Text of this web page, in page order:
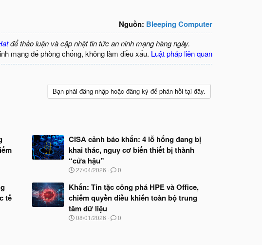
Nguồn: Bleeping Computer
để thảo luận và cập nhật tin tức an ninh mạng hàng ngày.
mạng để phòng chống, không làm điều xấu. Luật pháp liên quan
Bạn phải đăng nhập hoặc đăng ký để phản hồi tại đây.
CISA cảnh báo khẩn: 4 lỗ hổng đang bị
khai thác, nguy cơ biến thiết bị thành
“cửa hậu”
N
à
b
ắ
t
27/04/2026 0
tế
Khẩn: Tin tặc công phá HPE và Office,
chiếm quyền điều khiển toàn bộ trung
tâm dữ liệu
N
08/01/2026 0